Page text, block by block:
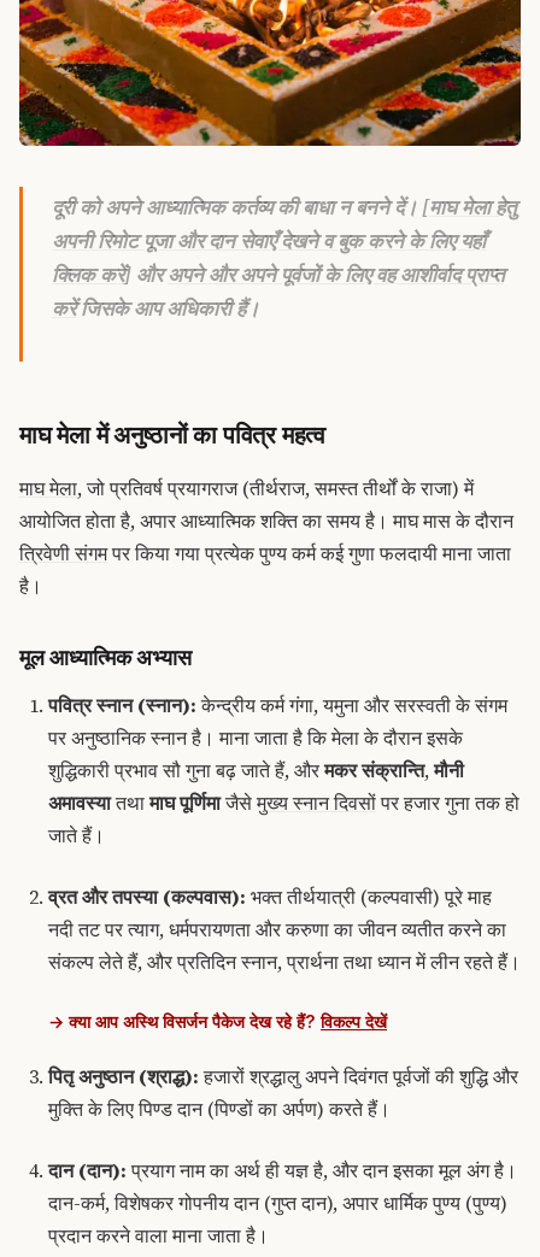
दूरी को अपने आध्यात्मिक कर्तव्य की बाधा न बनने दें। [माघ मेला हेतु
अपनी रिमोट पूजा और दान सेवाएँ देखने व बुक करने के लिए यहाँ
क्लिक करें] औरअपने और अपने पूर्वजों के लिए वह आशीर्वाद प्राप्त
करेंजिसके आप अधिकारी हैं।
माघ मेला में अनुष्ठानों का पवित्र महत्व
माघ मेला, जो प्रतिवर्ष प्रयागराज (तीर्थराज, समस्त तीर्थों के राजा) में
आयोजित होता है, अपार आध्यात्मिक शक्ति का समय है। माघ मास के दौरान
त्रिवेणी संगमपर किया गया प्रत्येक पुण्य कर्म कई गुणा फलदायी माना जाता
है।
मूल आध्यात्मिक अभ्यास
पवित्र स्नान (स्नान):केन्द्रीय कर्म गंगा, यमुना और सरस्वती के संगम
पर अनुष्ठानिक स्नान है। माना जाता है कि मेला के दौरान इसके
शुद्धिकारी प्रभाव सौ गुना बढ़ जाते हैं, औरमकर संक्रान्ति,मौनी
अमावस्यातथामाघ पूर्णिमाजैसेमुख्य स्नान दिवसोंपर हजार गुना तक हो
जाते हैं।
व्रत और तपस्या (कल्पवास): भक्त तीर्थयात्री (कल्पवासी) पूरे माह
नदी तट पर त्याग, धर्मपरायणता और करुणा का जीवन व्यतीत करने का
संकल्प लेते हैं, और प्रतिदिन स्नान, प्रार्थना तथा ध्यान में लीन रहते हैं।
→ क्या आप अस्थि विसर्जन पैकेज देख रहे हैं?विकल्प देखें
पितृ अनुष्ठान (श्राद्ध):हजारों श्रद्धालु अपने दिवंगत पूर्वजों की शुद्धि और
मुक्ति के लिएपिण्ड दान(पिण्डों का अर्पण) करते हैं।
दान (दान):प्रयाग नाम का अर्थ हीयज्ञहै, औरदानइसका मूल अंग है।
दान-कर्म, विशेषकर गोपनीय दान (गुप्त दान), अपार धार्मिक पुण्य (पुण्य)
प्रदान करने वाला माना जाता है।